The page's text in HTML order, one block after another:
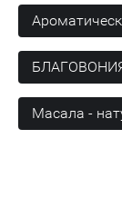
Масала -